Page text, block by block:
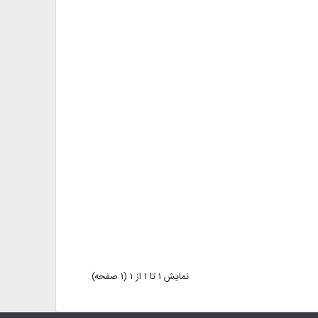
نمايش 1 تا 1 از 1 (1 صفحه)